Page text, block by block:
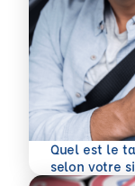
Quel est le
selon votre
En savoir plus